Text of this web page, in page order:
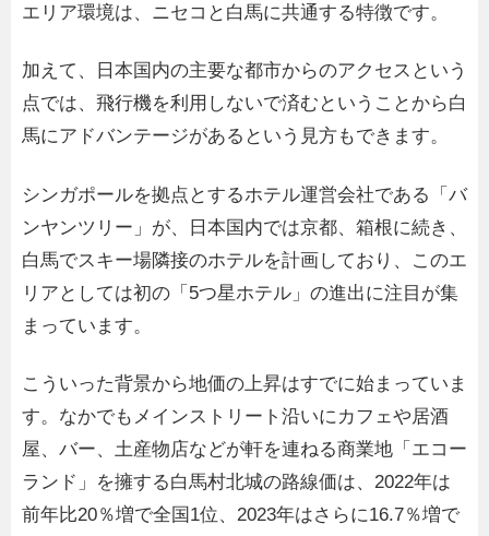
エリア環境は、ニセコと白馬に共通する特徴です。
加えて、日本国内の主要な都市からのアクセスという
点では、飛行機を利用しないで済むということから白
馬にアドバンテージがあるという見方もできます。
シンガポールを拠点とするホテル運営会社である「バ
ンヤンツリー」が、日本国内では京都、箱根に続き、
白馬でスキー場隣接のホテルを計画しており、このエ
リアとしては初の「5つ星ホテル」の進出に注目が集
まっています。
こういった背景から地価の上昇はすでに始まっていま
す。なかでもメインストリート沿いにカフェや居酒
屋、バー、土産物店などが軒を連ねる商業地「エコー
ランド」を擁する白馬村北城の路線価は、2022年は
前年比20％増で全国1位、2023年はさらに16.7％増で